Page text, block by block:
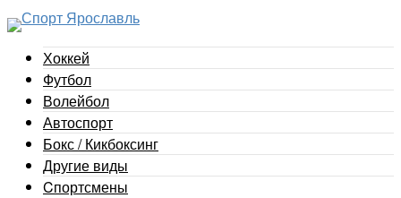
Хоккей
Футбол
Волейбол
Автоспорт
Бокс / Кикбоксинг
Другие виды
Cпортсмены